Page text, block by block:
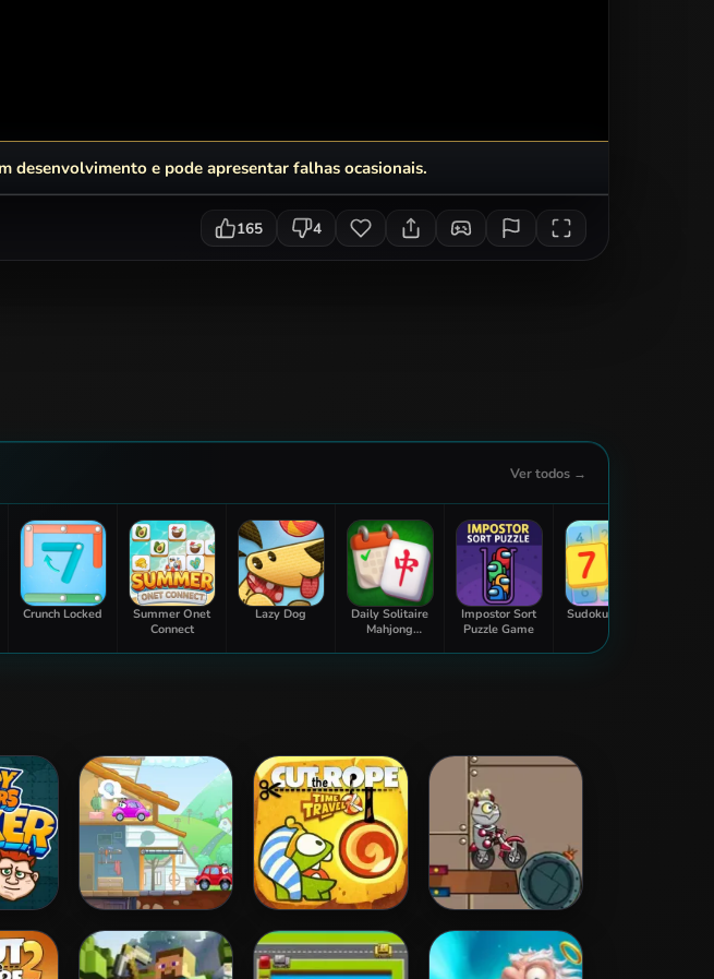
desenvolvimento e pode apresentar falhas ocasionais.
165 4
Ver todos →
Crunch Locked
Summer Onet
Connect
Lazy Dog
Daily Solitaire
Mahjong
Impostor Sort
Puzzle Game
Sudoku Master
Wheely 5 -
Armageddon
Cut the Rope
Time Travel
Go Robots!